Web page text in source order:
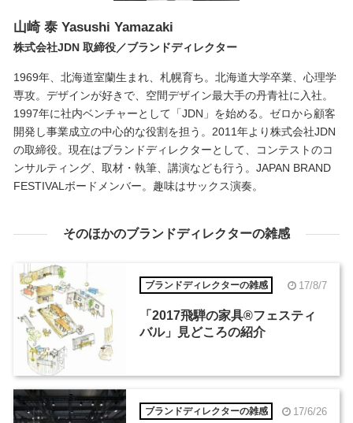
山崎 泰 Yasushi Yamazaki
株式会社JDN 取締役／ブランドディレクター
1969年、北海道室蘭生まれ、札幌育ち。北海道大学卒業、心理学
専攻。デザインが好きで、空間デザイン最大手の丹青社に入社。
1997年に社内ベンチャーとして「JDN」を始める。ゼロから顧客
開発し事業成立の中心的な役割を担う。2011年より株式会社JDN
の取締役。現在はブランドディレクターとして、コンテストのコ
ンサルティング、取材・執筆、講演なども行う。JAPAN BRAND
FESTIVALボードメンバー。趣味はサックス演奏。
そのほかのブランドディレクターの雑感
ブランドディレクターの雑感 17/8/7
「2017飛騨の家具®︎フェスティ
バル」見どころの紹介
ブランドディレクターの雑感 17/6/26